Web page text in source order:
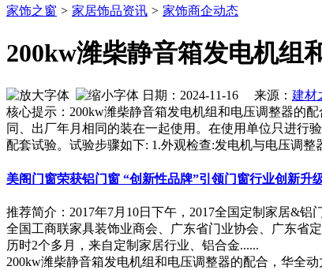
家饰之窗 > 家居饰品资讯 > 家饰商企动态
200kw潍柴静音箱发电机组
日期：2024-11-16 来源： 建材
核心提示：200kw潍柴静音箱发电机组和电压调整器的
同、出厂年月相同的装在一起使用。在使用单位只进行
配套试验。试验步骤如下: 1.外观检查:发电机与电压调整
美阁门窗荣获铝门窗 “创新性品牌”引领门窗行业创新升
推荐简介：2017年7月10日下午，2017全国定制家居&
全国工商联家具装饰业商会、广东省门业协会、广东省
历时2个多月，来自定制家居行业、铝合金......
200kw潍柴静音箱发电机组和电压调整器的配合，华全动